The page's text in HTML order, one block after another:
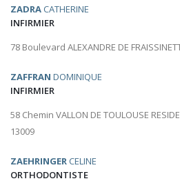
ZADRA CATHERINE
INFIRMIER
78 Boulevard ALEXANDRE DE
ZAFFRAN DOMINIQUE
INFIRMIER
58 Chemin VALLON DE TOULOUSE
13009
ZAEHRINGER CELINE
ORTHODONTISTE